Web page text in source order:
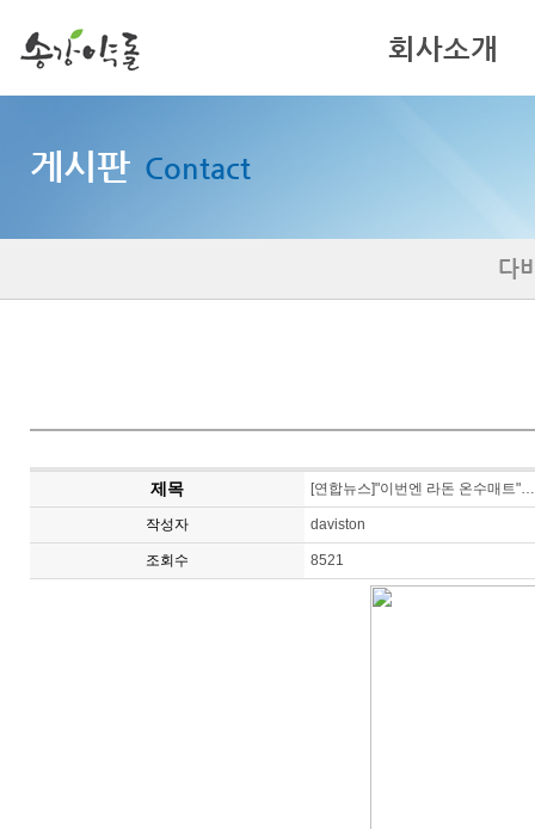
회사소개
게시판 Contact
다
제목 [연합뉴스]"이번엔 라돈 온수매트
작성자 daviston
조회수 8521